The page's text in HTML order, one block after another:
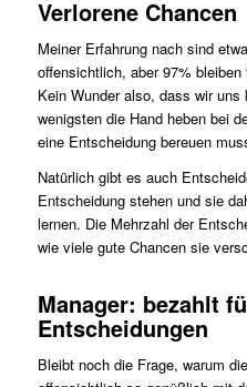
Verlorene Chancen
Meiner Erfahrung nach sind
offensichtlich, aber 97%
Kein Wunder also, dass wir
wenigsten die Hand heben bei
eine Entscheidung bereuen
Natürlich gibt es auch
Entscheidung stehen und sie
lernen. Die Mehrzahl der
wie viele gute Chancen sie
Manager: bezahlt
Entscheidungen
Bleibt noch die Frage, warum